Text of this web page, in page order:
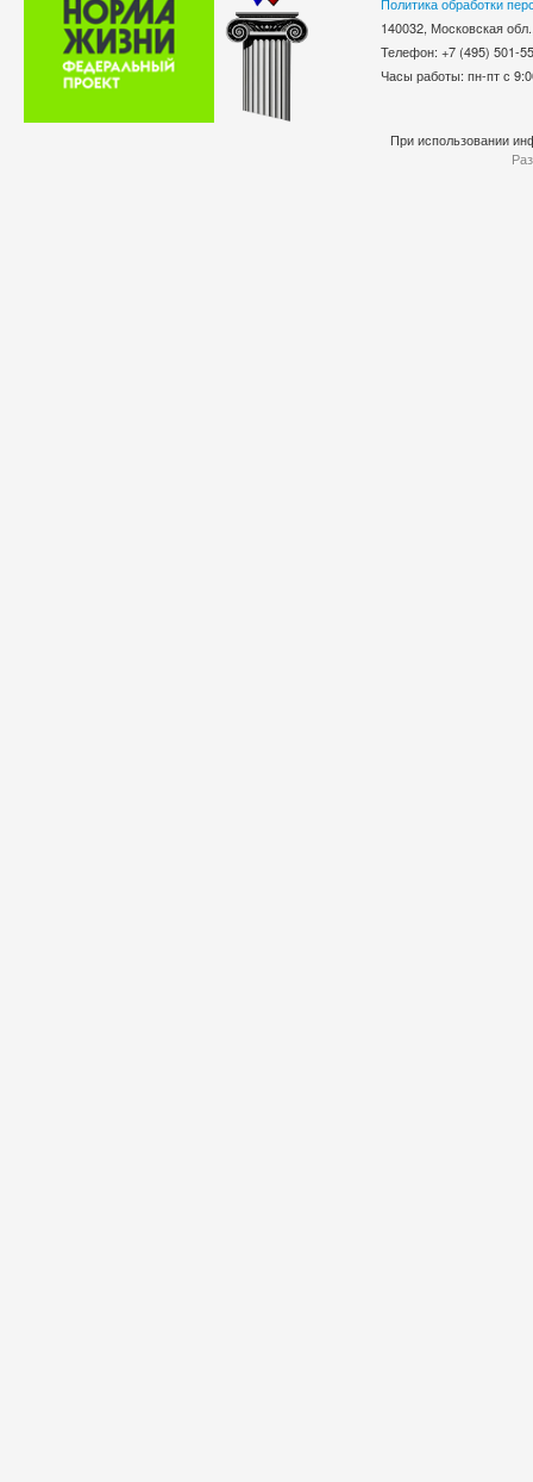
140032, Московская
Телефон: +7 (495)
Часы работы: пн-пт с
При использовании